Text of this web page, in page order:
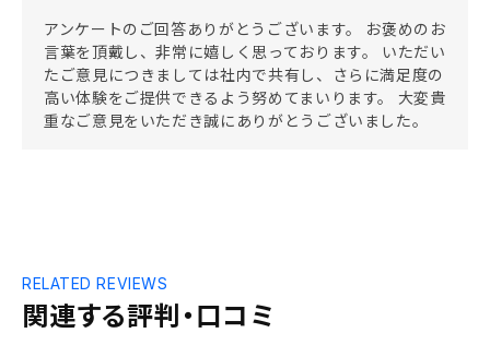
アンケートのご回答ありがとうございます。 お褒めのお
言葉を頂戴し、非常に嬉しく思っております。 いただい
たご意見につきましては社内で共有し、さらに満足度の
高い体験をご提供できるよう努めてまいります。 大変貴
重なご意見をいただき誠にありがとうございました。
関連する評判・口コミ
RELATED REVIEWS